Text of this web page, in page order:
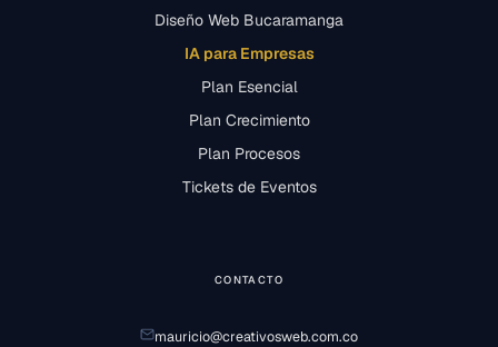
Diseño Web Bucaramanga
IA para Empresas
Plan Esencial
Plan Crecimiento
Plan Procesos
Tickets de Eventos
CONTACTO
mauricio@creativosweb.com.co